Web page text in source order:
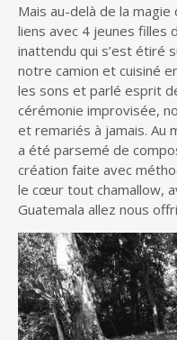
Mais au-delà de la
liens avec 4 jeunes filles
inattendu qui s’est étiré
notre camion et cuisiné
les sons et parlé esprit
cérémonie improvisée,
et remariés à jamais. Au
a été parsemé de
création faite avec
le cœur tout chamallow,
Guatemala allez nous